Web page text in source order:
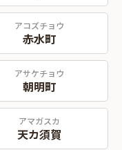
アコズチョウ
赤水町
アサケチョウ
朝明町
アマガスカ
天カ須賀